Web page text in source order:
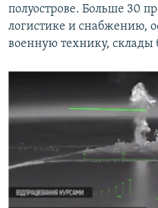
полуострове. Больше 30
логистике и снабжению,
военную технику, склады